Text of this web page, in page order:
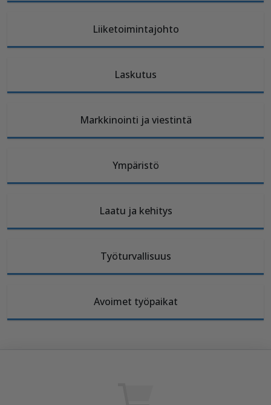
Liiketoimintajohto
Laskutus
Markkinointi ja viestintä
Ympäristö
Laatu ja kehitys
Työturvallisuus
Avoimet työpaikat